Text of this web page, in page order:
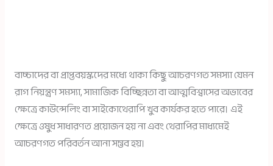
বাচ্চাদের বা প্রাপ্তবয়স্কদের মধ্যে থাকা কিছু আচরণগত সমস্যা যেমন
রাগ নিয়ন্ত্রণ সমস্যা, সামাজিক বিচ্ছিন্নতা বা আত্মবিশ্বাসের অভাবের
ক্ষেত্রে কাউন্সেলিং বা সাইকোথেরাপি খুব কার্যকর হতে পারে। এই
ক্ষেত্রে ওষুধ সাধারণত প্রয়োজন হয় না এবং থেরাপির মাধ্যমেই
আচরণগত পরিবর্তন আনা সম্ভব হয়।